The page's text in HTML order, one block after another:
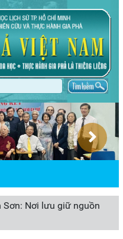
Sơn: Nơi lưu giữ nguồn